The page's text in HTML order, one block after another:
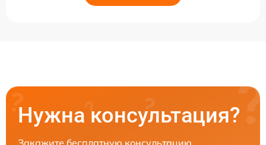
Нужна консультация?
Закажите бесплатную консультацию